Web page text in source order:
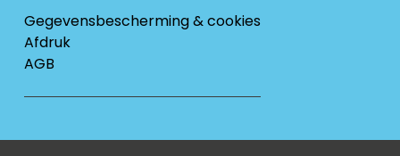
Gegevensbescherming & cookies
Afdruk
AGB